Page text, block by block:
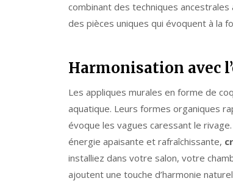
combinant des techniques
des pièces uniques qui évoquent à la
Harmonisation avec
Les appliques murales en forme de
aquatique. Leurs formes organiques
évoque les vagues caressant le
énergie apaisante et rafraîchissante,
installiez dans votre salon, votre
ajoutent une touche d’harmonie